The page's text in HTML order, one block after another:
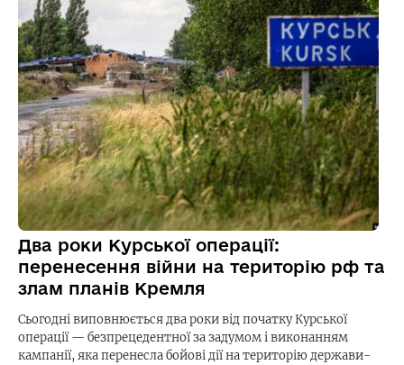
Два роки Курської операції:
перенесення війни на територію рф та
злам планів Кремля
Сьогодні виповнюється два роки від початку Курської
операції — безпрецедентної за задумом і виконанням
кампанії, яка перенесла бойові дії на територію держави-